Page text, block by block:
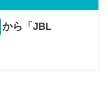
から「JBL